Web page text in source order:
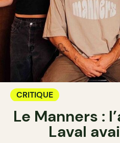
CRITIQUE
Le Manners :
Laval